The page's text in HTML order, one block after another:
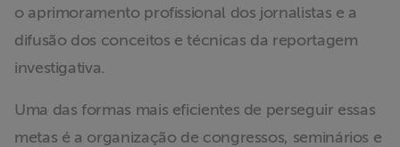
o aprimoramento profissional dos jornalistas e a
difusão dos conceitos e técnicas da reportagem
investigativa.
Uma das formas mais eficientes de perseguir essas
metas é a organização de congressos, seminários e